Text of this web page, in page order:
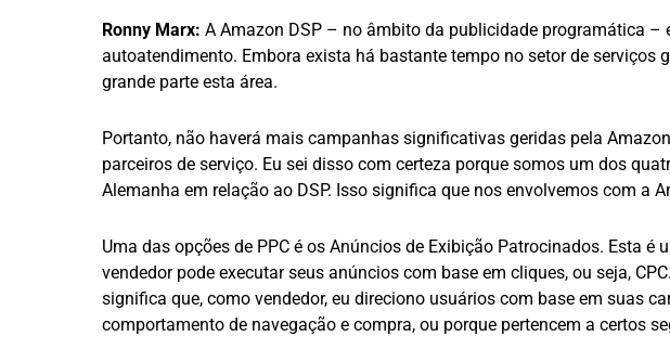
Ronny Marx: A Amazon DSP – no âmbito da publicidade programática
autoatendimento. Embora exista há bastante tempo no setor de serviços
grande parte esta área.
Portanto, não haverá mais campanhas significativas geridas pela
parceiros de serviço. Eu sei disso com certeza porque somos um dos
Alemanha em relação ao DSP. Isso significa que nos envolvemos com a
Uma das opções de PPC é os Anúncios de Exibição Patrocinados. Esta é
vendedor pode executar seus anúncios com base em cliques, ou seja,
significa que, como vendedor, eu direciono usuários com base em suas
comportamento de navegação e compra, ou porque pertencem a certos